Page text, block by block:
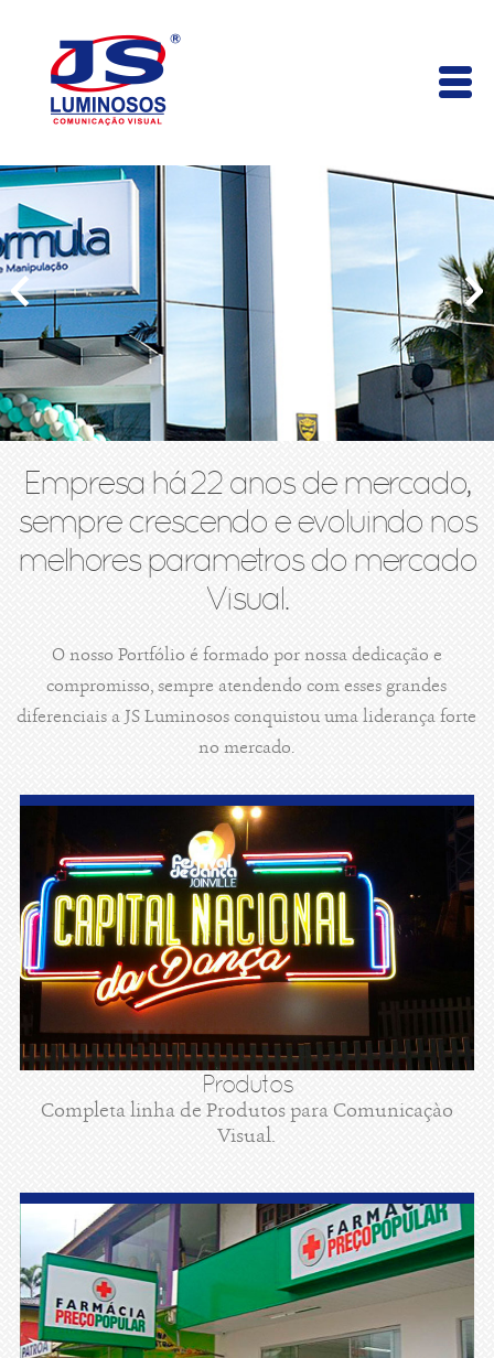
Empresa há 22 anos de mercado,
sempre crescendo e evoluindo nos
melhores parametros do mercado
Visual.
O nosso Portfólio é formado por nossa dedicação e
compromisso, sempre atendendo com esses grandes
diferenciais a JS Luminosos conquistou uma liderança forte
no mercado.
Produtos
Completa linha de Produtos para Comunicaçào
Visual.